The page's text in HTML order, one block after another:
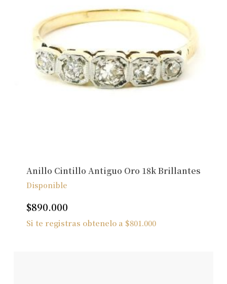
Anillo Cintillo Antiguo Oro 18k Brillantes
Disponible
$890.000
Si te registras obtenelo a $801.000